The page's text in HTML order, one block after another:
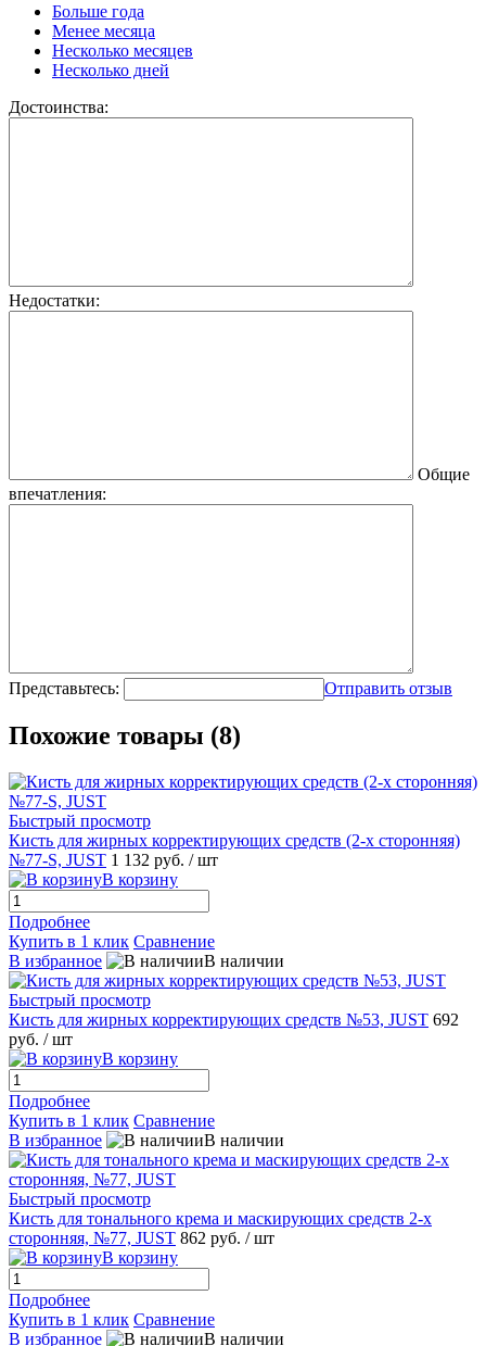
Больше года
Менее месяца
Несколько месяцев
Несколько дней
Достоинства:
Недостатки:
Общие
впечатления:
Представьтесь: Отправить отзыв
Похожие товары (8)
Быстрый просмотр
Кисть для жирных корректирующих средств (2-х сторонняя)
№77-S, JUST 1 132 руб. / шт
В корзину
Подробнее
Купить в 1 клик Сравнение
В избранное
В наличии
Быстрый просмотр
Кисть для жирных корректирующих средств №53, JUST 692
руб. / шт
В корзину
Подробнее
Купить в 1 клик Сравнение
В избранное
В наличии
Быстрый просмотр
Кисть для тонального крема и маскирующих средств 2-х
сторонняя, №77, JUST 862 руб. / шт
В корзину
Подробнее
Купить в 1 клик Сравнение
В избранное
В наличии